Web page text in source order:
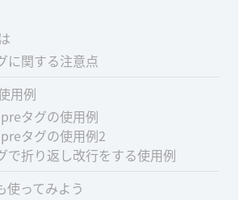
に関する注意点
用例
タグの使用例
タグの使用例2
で折り返し改行をする使用例
使ってみよう